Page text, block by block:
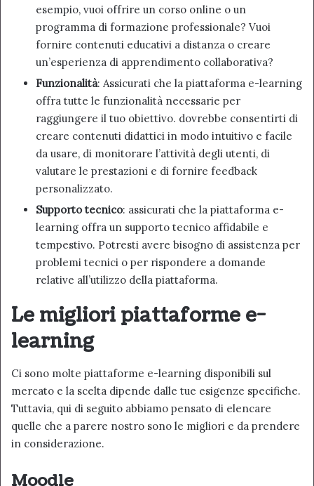
esempio, vuoi offrire un corso online o un
programma di formazione professionale? Vuoi
fornire contenuti educativi a distanza o creare
un’esperienza di apprendimento collaborativa?
Funzionalità: Assicurati che la piattaforma e-learning
offra tutte le funzionalità necessarie per
raggiungere il tuo obiettivo. dovrebbe consentirti di
creare contenuti didattici in modo intuitivo e facile
da usare, di monitorare l’attività degli utenti, di
valutare le prestazioni e di fornire feedback
personalizzato.
Supporto tecnico: assicurati che la piattaforma e-
learning offra un supporto tecnico affidabile e
tempestivo. Potresti avere bisogno di assistenza per
problemi tecnici o per rispondere a domande
relative all’utilizzo della piattaforma.
Le migliori piattaforme e-
learning
Ci sono molte piattaforme e-learning disponibili sul
mercato e la scelta dipende dalle tue esigenze specifiche.
Tuttavia, qui di seguito abbiamo pensato di elencare
quelle che a parere nostro sono le migliori e da prendere
in considerazione.
Moodle